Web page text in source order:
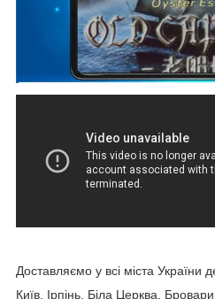
Доставляємо у всі міста України
Київ, Ірпінь, Біла Церква,